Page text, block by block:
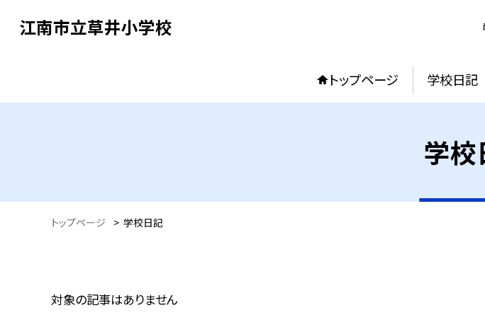
江南市立草井小学校
トップページ 学校日記
学校
トップページ > 学校日記
対象の記事はありません